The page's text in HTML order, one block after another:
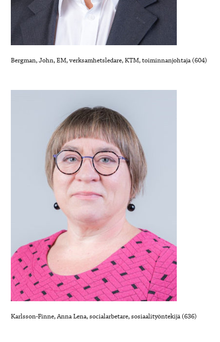
Bergman, John, EM, verksamhetsledare, KTM, toiminnanjohtaja (604)
Karlsson-Finne, Anna Lena, socialarbetare, sosiaalityöntekijä (636)